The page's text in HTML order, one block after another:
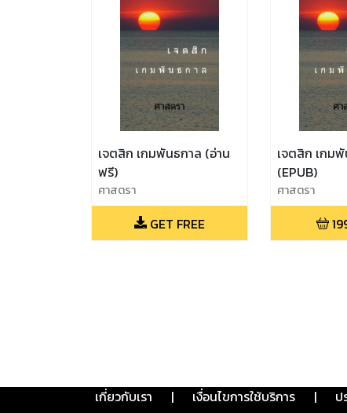
เจตสิก เกมพันธกาล (อ่าน
ฟรี)
ศาสตรา
GET FREE
เจตสิก เกม
(EPUB)
ศาสตรา
เกี่ยวกับเรา | เงื่อนไขการใช้บริการ | ป